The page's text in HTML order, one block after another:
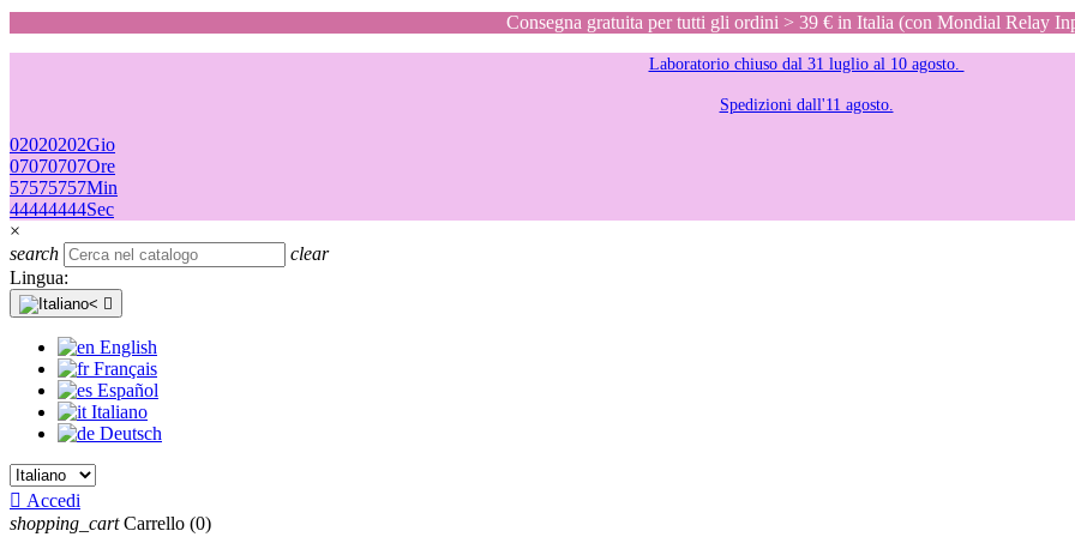
Consegna gratuita per tutti gli ordini > 39 € in Italia (con Mondial Relay
Laboratorio chiuso dal 31 luglio al 10 agosto.
Spedizioni dall'11 agosto.
02020202Gio
07070707Ore
57575757Min
44444444Sec
×
search
clear
Lingua:

English
Français
Español
Italiano
Deutsch
 Accedi
shopping_cart Carrello (0)